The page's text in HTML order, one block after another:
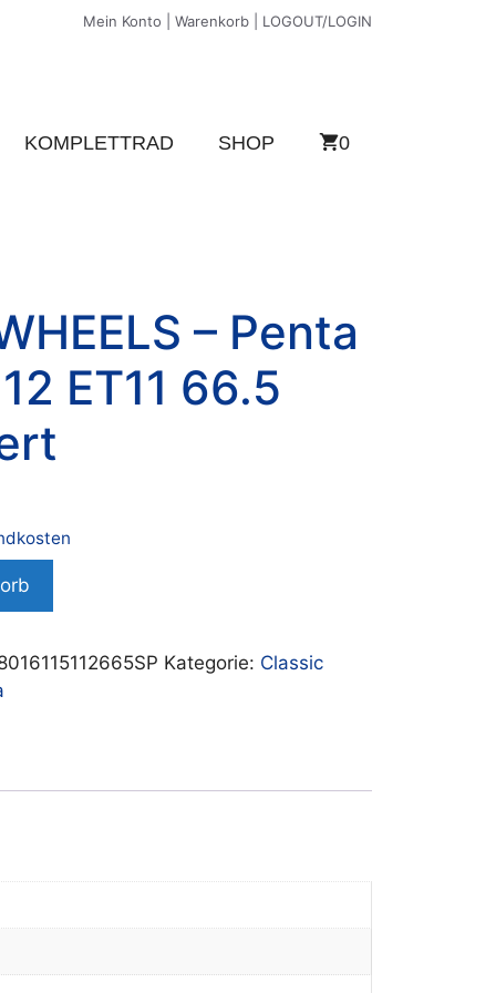
Mein Konto Warenkorb LOGOUT/LOGIN
KOMPLETTRAD SHOP 0
– Penta
ET11 66.5
Kategorie: Classic